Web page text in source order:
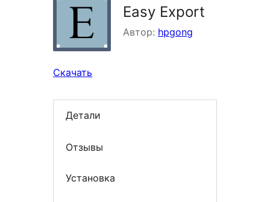
Easy Export
Автор: hpgong
Скачать
Детали
Отзывы
Установка